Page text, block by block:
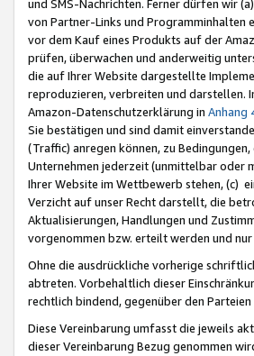
und SMS-Nachrichten. Ferner dürfen wir
von Partner-Links und Programminhalten
vor dem Kauf eines Produkts auf der
prüfen, überwachen und anderweitig
die auf Ihrer Website dargestellte
reproduzieren, verbreiten und darstellen.
Amazon-Datenschutzerklärung in Anhang
Sie bestätigen und sind damit
(Traffic) anregen können, zu
Unternehmen jederzeit (unmittelbar oder
Ihrer Website im Wettbewerb stehen, (c)
Verzicht auf unser Recht darstellt, die
Aktualisierungen, Handlungen und
vorgenommen bzw. erteilt werden und
Ohne die ausdrückliche vorherige
abtreten. Vorbehaltlich dieser
rechtlich bindend, gegenüber den
Diese Vereinbarung umfasst die jeweils
dieser Vereinbarung Bezug genommen